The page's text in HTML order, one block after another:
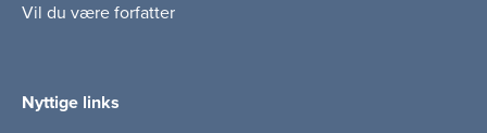
Vil du være forfatter
Nyttige links